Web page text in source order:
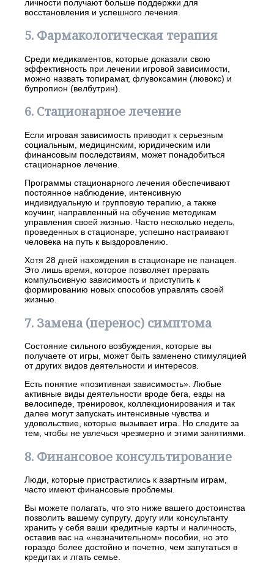
личности получают больше поддержки для
восстановления и успешного лечения.
5. Фармакологическая терапия
Среди медикаментов, которые доказали свою
эффективность при лечении игровой зависимости,
можно назвать топирамат, флувоксамин (лювокс) и
бупропион (велбутрин).
6. Стационарное лечение
Если игровая зависимость приводит к серьезным
социальным, медицинским, юридическим или
финансовым последствиям, может понадобиться
стационарное лечение.
Программы стационарного лечения обеспечивают
постоянное наблюдение, интенсивную
индивидуальную и групповую терапию, а также
коучинг, направленный на обучение методикам
управления своей жизнью. Часто несколько недель,
проведенных в стационаре, успешно настраивают
человека на путь к выздоровлению.
Хотя 28 дней нахождения в стационаре не панацея.
Это лишь время, которое позволяет прервать
компульсивную зависимость и приступить к
формированию новых способов управлять своей
жизнью.
7. Замена (перенос) симптома
Состояние сильного возбуждения, которые вы
получаете от игры, может быть заменено стимуляцией
от других видов деятельности и интересов.
Есть понятие «позитивная зависимость». Любые
активные виды деятельности вроде бега, езды на
велосипеде, тренировок, коллекционирования и так
далее могут запускать интенсивные чувства и
удовольствие, которые вызывает игра. Но следите за
тем, чтобы не увлечься чрезмерно и этими занятиями.
8. Финансовое консультирование
Люди, которые пристрастились к азартным играм,
часто имеют финансовые проблемы.
Вы можете полагать, что это ниже вашего достоинства
позволить вашему супругу, другу или консультанту
хранить у себя ваши кредитные карты и наличность,
оставив вас на «незначительном» пособии, но это
гораздо более достойно и почетно, чем запутаться в
кредитах и лгать семье.